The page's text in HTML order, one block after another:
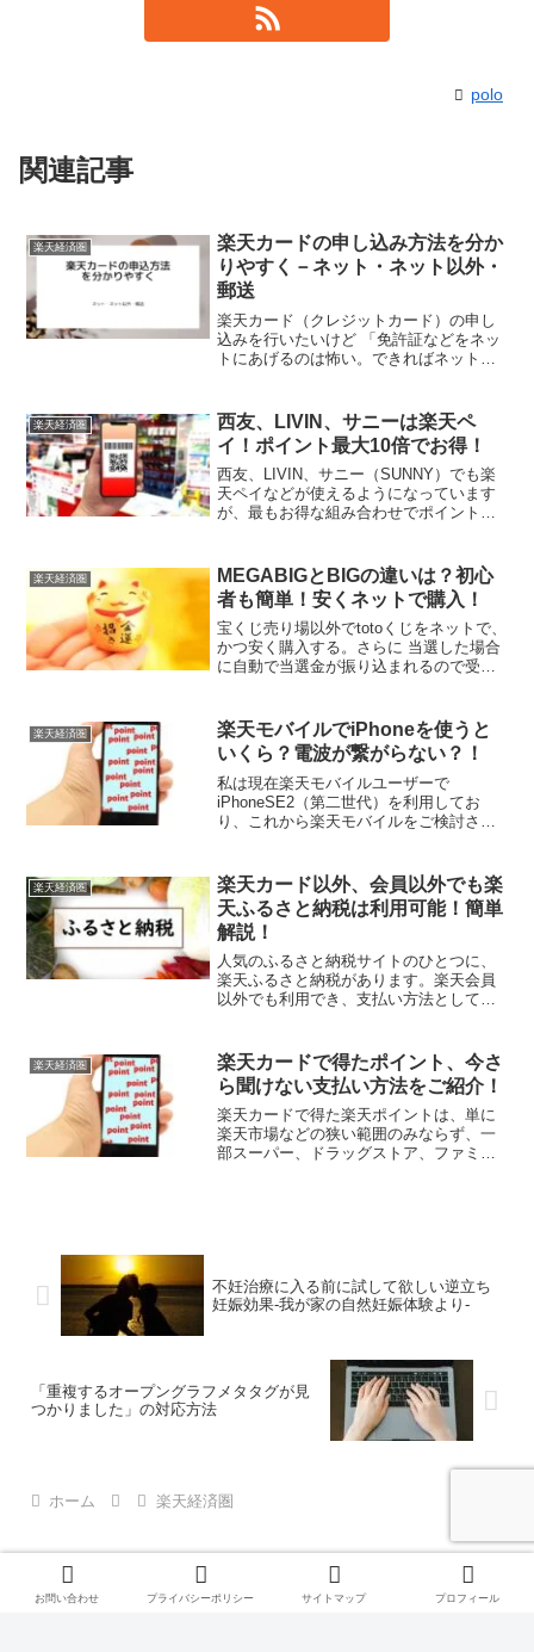
polo
関連記事
楽天経済圏
楽天カードの申し込み方法を分か
りやすく－ネット・ネット以外・
郵送
楽天カード（クレジットカード）の申し
込みを行いたいけど 「免許証などをネッ
トにあげるのは怖い。できればネット以
郵送」でも対応でき、その方法を記載し
ています。
楽天経済圏
西友、LIVIN、サニーは楽天ペ
イ！ポイント最大10倍でお得！
西友、LIVIN、サニー（SUNNY）でも楽
天ペイなどが使えるようになっています
が、最もお得な組み合わせでポイント最
明しています。ご興味ある方はご覧くだ
さい。
楽天経済圏
MEGABIGとBIGの違いは？初心
者も簡単！安くネットで購入！
宝くじ売り場以外でtotoくじをネットで、
かつ安く購入する。さらに 当選した場合
に自動で当選金が振り込まれるので受取
BIGくじの概要にも触れています。
楽天経済圏
楽天モバイルでiPhoneを使うと
いくら？電波が繋がらない？！
私は現在楽天モバイルユーザーで
iPhoneSE2（第二世代）を利用してお
り、これから楽天モバイルをご検討され
状況・注意点など書いていますのでご参
考までどうぞ。
楽天経済圏
楽天カード以外、会員以外でも楽
天ふるさと納税は利用可能！簡単
解説！
人気のふるさと納税サイトのひとつに、
楽天ふるさと納税があります。楽天会員
以外でも利用でき、支払い方法として楽
ふるさと納税の使い方まで分かりやすく
解説します。
楽天経済圏
楽天カードで得たポイント、今さ
ら聞けない支払い方法をご紹介！
楽天カードで得た楽天ポイントは、単に
楽天市場などの狭い範囲のみならず、一
部スーパー、ドラッグストア、ファミレ
不妊治療に入る前に試して欲しい逆立ち
妊娠効果-我が家の自然妊娠体験より-
「重複するオープングラフメタタグが見
つかりました」の対応方法
ホーム 楽天経済圏
お問い合わせ プライバシーポリシー サイトマップ プロフィール